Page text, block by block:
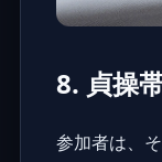
8. 貞操
参加者は、